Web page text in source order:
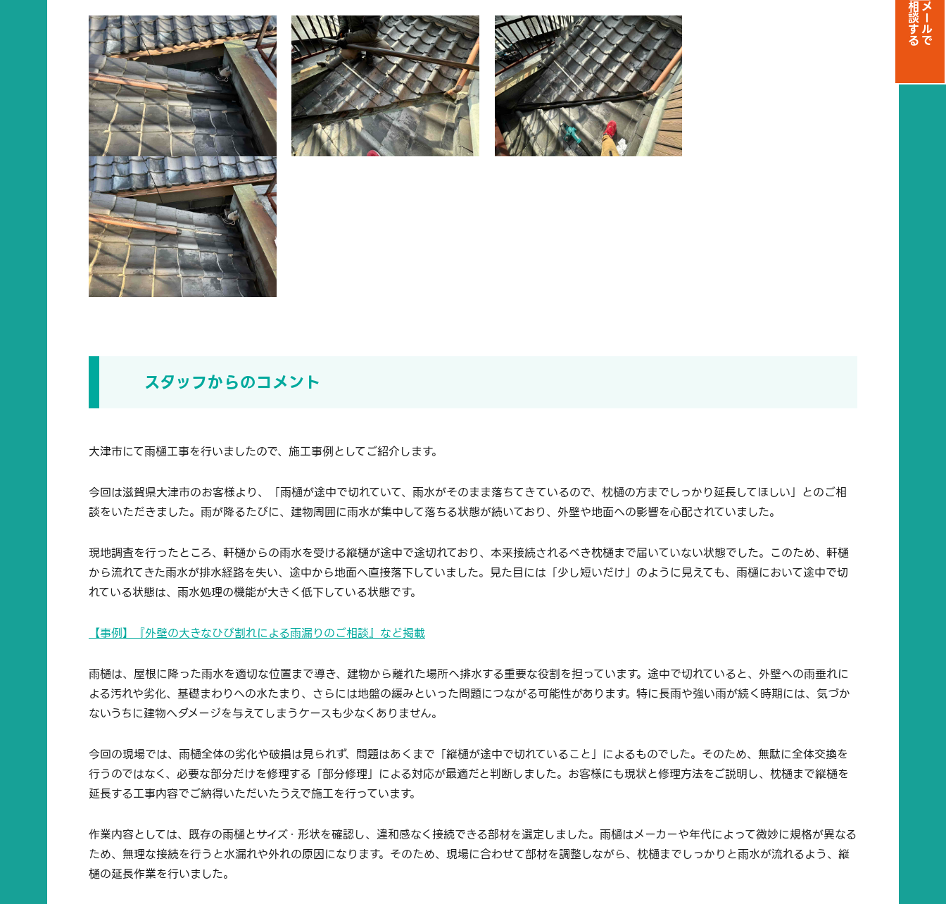
メールで
相談する
スタッフからのコメント
大津市にて雨樋工事を行いましたので、施工事例としてご紹介します。
今回は滋賀県大津市のお客様より、「雨樋が途中で切れていて、雨水がそのまま落ちてきているので、枕樋の方までしっかり延長してほしい」とのご相
談をいただきました。雨が降るたびに、建物周囲に雨水が集中して落ちる状態が続いており、外壁や地面への影響を心配されていました。
現地調査を行ったところ、軒樋からの雨水を受ける縦樋が途中で途切れており、本来接続されるべき枕樋まで届いていない状態でした。このため、軒樋
から流れてきた雨水が排水経路を失い、途中から地面へ直接落下していました。見た目には「少し短いだけ」のように見えても、雨樋において途中で切
れている状態は、雨水処理の機能が大きく低下している状態です。
【事例】『外壁の大きなひび割れによる雨漏りのご相談』など掲載
雨樋は、屋根に降った雨水を適切な位置まで導き、建物から離れた場所へ排水する重要な役割を担っています。途中で切れていると、外壁への雨垂れに
よる汚れや劣化、基礎まわりへの水たまり、さらには地盤の緩みといった問題につながる可能性があります。特に長雨や強い雨が続く時期には、気づか
ないうちに建物へダメージを与えてしまうケースも少なくありません。
今回の現場では、雨樋全体の劣化や破損は見られず、問題はあくまで「縦樋が途中で切れていること」によるものでした。そのため、無駄に全体交換を
行うのではなく、必要な部分だけを修理する「部分修理」による対応が最適だと判断しました。お客様にも現状と修理方法をご説明し、枕樋まで縦樋を
延長する工事内容でご納得いただいたうえで施工を行っています。
作業内容としては、既存の雨樋とサイズ・形状を確認し、違和感なく接続できる部材を選定しました。雨樋はメーカーや年代によって微妙に規格が異なる
ため、無理な接続を行うと水漏れや外れの原因になります。そのため、現場に合わせて部材を調整しながら、枕樋までしっかりと雨水が流れるよう、縦
樋の延長作業を行いました。